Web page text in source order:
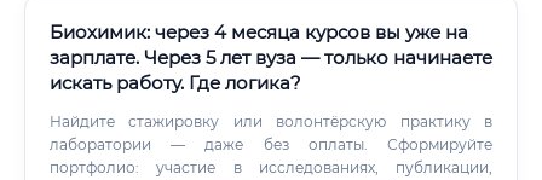
Биохимик: через 4 месяца курсов вы уже на
зарплате. Через 5 лет вуза — только начинаете
искать работу. Где логика?
Найдите стажировку или волонтёрскую практику в
лаборатории — даже без оплаты. Сформируйте
портфолио: участие в исследованиях, публикации,